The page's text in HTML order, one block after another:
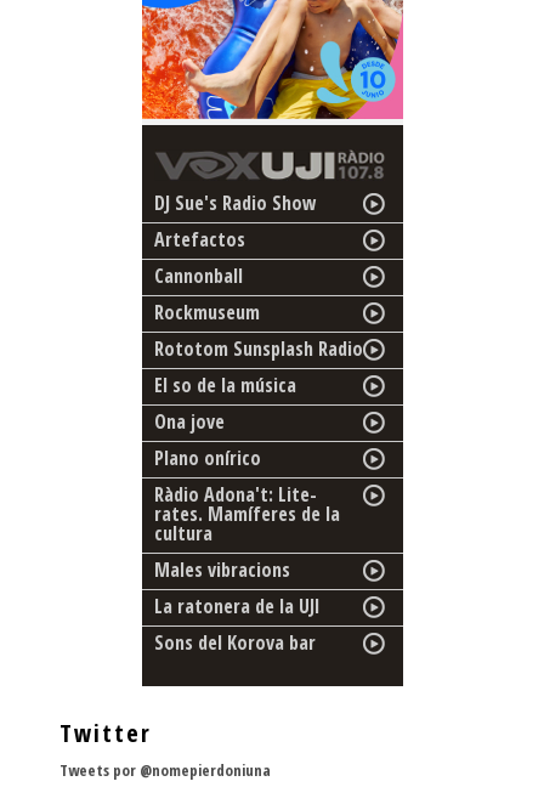
DJ Sue's Radio Show
Artefactos
Cannonball
Rockmuseum
Rototom Sunsplash Radio
El so de la música
Ona jove
Plano onírico
Ràdio Adona't: Lite-
rates. Mamíferes de la
cultura
Males vibracions
La ratonera de la UJI
Sons del Korova bar
Twitter
Tweets por @nomepierdoniuna